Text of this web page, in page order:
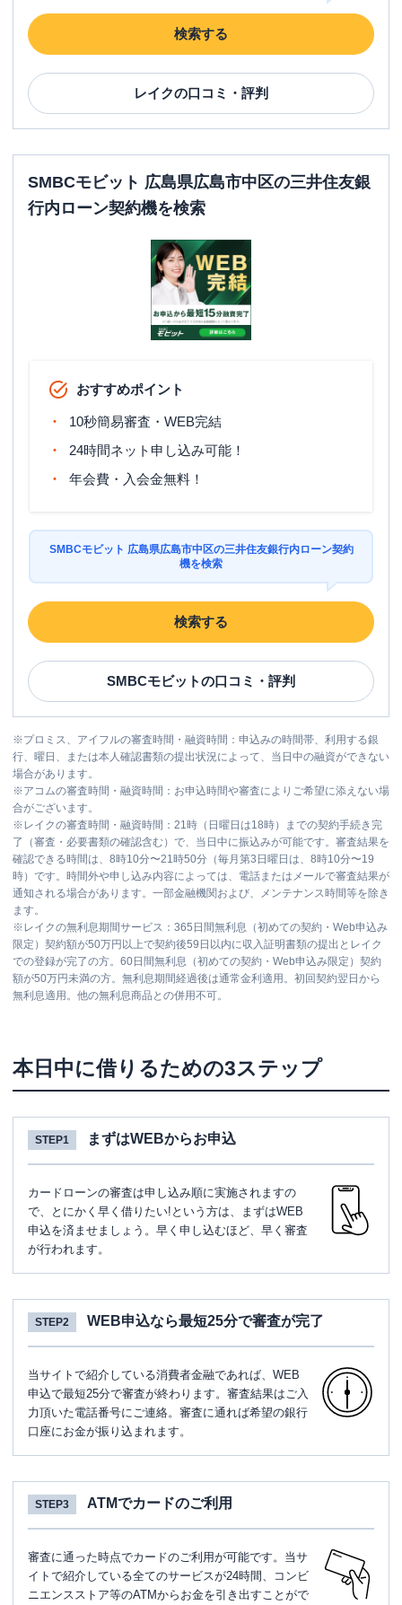
検索する
レイクの口コミ・評判
SMBCモビット 広島県広島市中区の三井住友銀
行内ローン契約機を検索
おすすめポイント
10秒簡易審査・WEB完結
24時間ネット申し込み可能！
年会費・入会金無料！
SMBCモビット 広島県広島市中区の三井住友銀行内ローン契約
機を検索
検索する
SMBCモビットの口コミ・評判
※プロミス、アイフルの審査時間・融資時間：申込みの時間帯、利用する銀
行、曜日、または本人確認書類の提出状況によって、当日中の融資ができない
場合があります。
※アコムの審査時間・融資時間：お申込時間や審査によりご希望に添えない場
合がございます。
※ レイクの審査時間・融資時間：21時（日曜日は18時）までの契約手続き完
了（審査・必要書類の確認含む）で、当日中に振込みが可能です。審査結果を
確認できる時間は、8時10分〜21時50分（毎月第3日曜日は、8時10分〜19
時）です。時間外や申し込み内容によっては、電話またはメールで審査結果が
通知される場合があります。一部金融機関および、メンテナンス時間等を除き
ます。
※ レイクの無利息期間サービス：365日間無利息（初めての契約・Web申込み
限定）契約額が50万円以上で契約後59日以内に収入証明書類の提出とレイク
での登録が完了の方。60日間無利息（初めての契約・Web申込み限定）契約
額が50万円未満の方。無利息期間経過後は通常金利適用。初回契約翌日から
無利息適用。他の無利息商品との併用不可。
本日中に借りるための3ステップ
STEP1 まずはWEBからお申込
カードローンの審査は申し込み順に実施されますの
で、とにかく早く借りたい!という方は、まずはWEB
申込を済ませましょう。早く申し込むほど、早く審査
が行われます。
STEP2 WEB申込なら最短25分で審査が完了
当サイトで紹介している消費者金融であれば、WEB
申込で最短25分で審査が終わります。審査結果はご入
力頂いた電話番号にご連絡。審査に通れば希望の銀行
口座にお金が振り込まれます。
STEP3 ATMでカードのご利用
審査に通った時点でカードのご利用が可能です。当サ
イトで紹介している全てのサービスが24時間、コンビ
ニエンスストア等のATMからお金を引き出すことがで